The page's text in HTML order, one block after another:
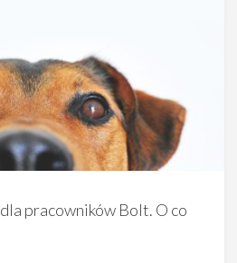
pracowników Bolt. O co